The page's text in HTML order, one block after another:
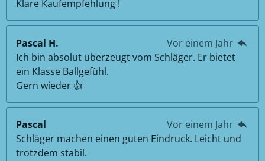
Klare Kaufempfehlung !
Pascal H.
Vor einem Jahr
Ich bin absolut überzeugt vom Schläger. Er bietet
ein Klasse Ballgefühl.
Gern wieder 👍
Pascal
Vor einem Jahr
Schläger machen einen guten Eindruck. Leicht und
trotzdem stabil.